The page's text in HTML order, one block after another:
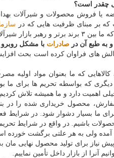
چقدر است؟
یا فروش محصولات و شیرآلات
بر مبنای ظرفیت هایی که در
ایران هستیم.
به طبع آن در صادرات با مشکل
های فراوان کرده است بحث
کالاهایی که ما بعنوان مواد
که بواسطه تحریم ها برای
اهمیت دارد و ما همیشه تلاش
از زمان ثبت سفارش، محصول خریداری
آمده ولی به هر علتی برگشت خورده
نیاز برای تولید محصول نهایی مان به
آنرا از بازار داخل تأمین نماییم.